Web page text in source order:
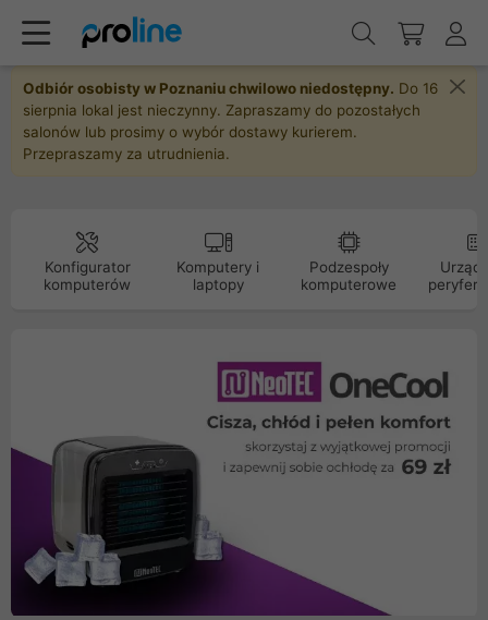
Odbiór osobisty w Poznaniu chwilowo niedostępny. Do 16
sierpnia lokal jest nieczynny. Zapraszamy do pozostałych
salonów lub prosimy o wybór dostawy kurierem.
Przepraszamy za utrudnienia.
Konfigurator
komputerów
Komputery i
laptopy
Podzespoły
komputerowe